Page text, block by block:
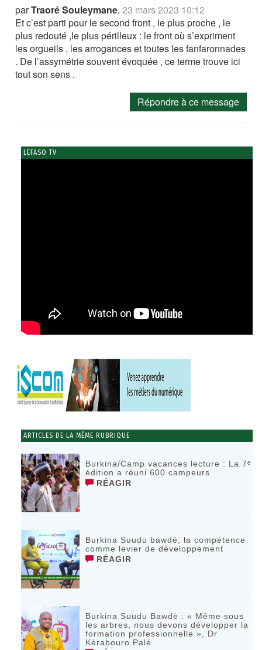
parTraoré Souleymane,23 mars 2023 10:12
Et c’est parti pour le second front , le plus proche , le
plus redouté ,le plus périlleux : le front où s’expriment
les orgueils , les arrogances et toutes les fanfaronnades
. De l’assymétrie souvent évoquée , ce terme trouve ici
tout son sens .
Répondre à ce message
LEFASO TV
ARTICLES DE LA MÊME RUBRIQUE
Burkina/Camp vacances lecture : La 7ᵉ
édition a réuni 600 campeurs
RÉAGIR
Burkina Suudu bawdè, la compétence
comme levier de développement
RÉAGIR
Burkina Suudu Bawdè : « Même sous
les arbres, nous devons développer la
formation professionnelle », Dr
Kèrabouro Palé